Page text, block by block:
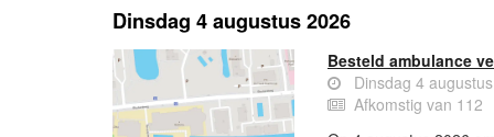
Dinsdag 4 augustus 2026
Besteld ambulance
Dinsdag 4
Afkomstig van 112